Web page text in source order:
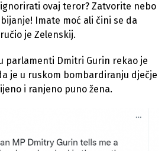
ovaj teror? Zatvorite nebo
Imate moć ali čini se da
je Zelenskij.
parlamenti Dmitri Gurin rekao je
je u ruskom bombardiranju dječje
i ranjeno puno žena.